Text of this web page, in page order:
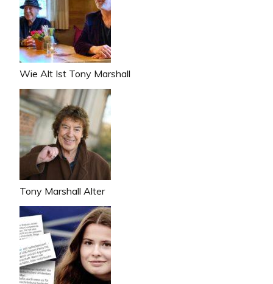
Wie Alt Ist Tony Marshall
Tony Marshall Alter